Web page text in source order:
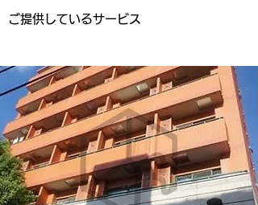
ご提供しているサービス